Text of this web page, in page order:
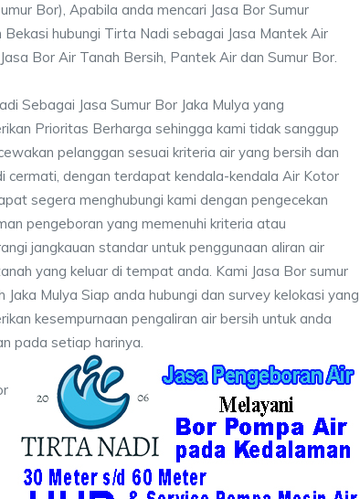
Bor), Apabila anda mencari Jasa Bor Sumur
Bekasi hubungi Tirta Nadi sebagai Jasa Mantek Air
Bor Air Tanah Bersih, Pantek Air dan Sumur Bor.
Sebagai Jasa Sumur Bor Jaka Mulya yang
Prioritas Berharga sehingga kami tidak sanggup
pelanggan sesuai kriteria air yang bersih dan
cermati, dengan terdapat kendala-kendala Air Kotor
segera menghubungi kami dengan pengecekan
pengeboran yang memenuhi kriteria atau
jangkauan standar untuk penggunaan aliran air
yang keluar di tempat anda. Kami Jasa Bor sumur
Jaka Mulya Siap anda hubungi dan survey kelokasi yang
kesempurnaan pengaliran air bersih untuk anda
pada setiap harinya.